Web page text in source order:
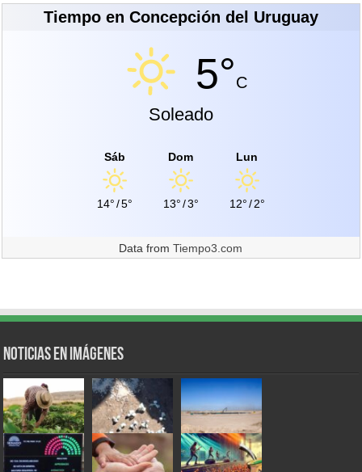
Tiempo en Concepción del Uruguay
5°C
Soleado
Sáb
14°/5°
Dom
13°/3°
Lun
12°/2°
Data fromTiempo3.com
Noticias en Imágenes